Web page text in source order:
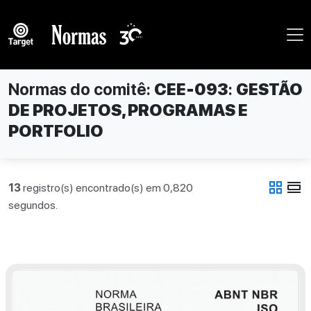
Normas do comitê: CEE-093: GESTÃO
DE PROJETOS, PROGRAMAS E
PORTFOLIO
13registro(s) encontrado(s) em 0,820
segundos.
grid_view view_day